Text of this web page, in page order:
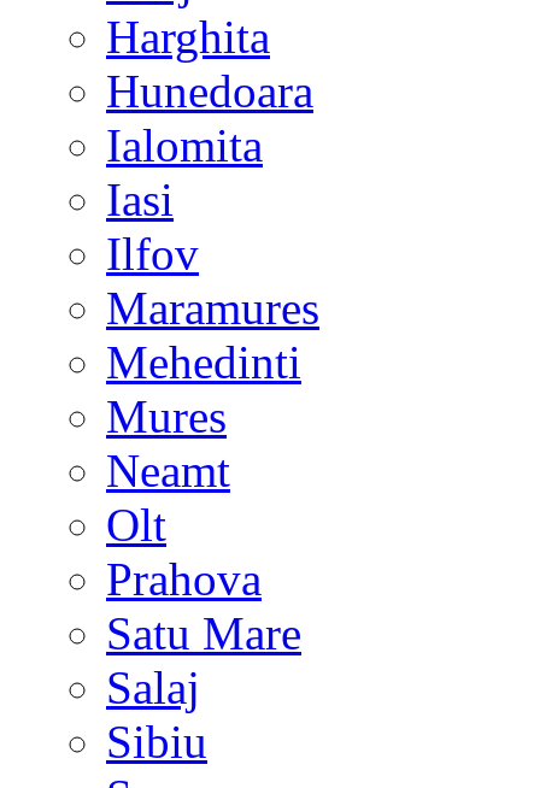
Harghita
Hunedoara
Ialomita
Iasi
Ilfov
Maramures
Mehedinti
Mures
Neamt
Olt
Prahova
Satu Mare
Salaj
Sibiu